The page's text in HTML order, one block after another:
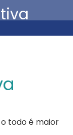
todo é maior